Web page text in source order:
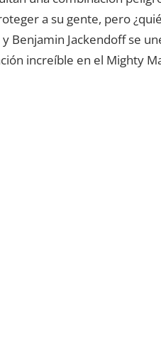
a su gente, pero
Benjamin Jackendoff se
increíble en el Mighty